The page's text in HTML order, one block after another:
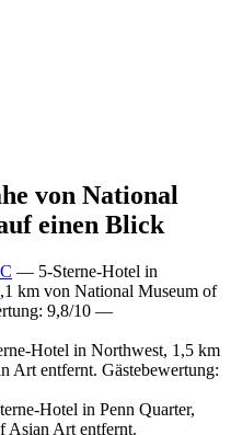
von National
einen Blick
— 5-Sterne-Hotel in
km von National Museum of
9,8/10 —
Hotel in Northwest, 1,5 km
Art entfernt. Gästebewertung:
Hotel in Penn Quarter,
Asian Art entfernt.